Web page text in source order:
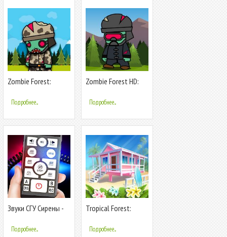
Zombie Forest:
Подробнее...
Zombie Forest HD:
Подробнее...
Звуки СГУ Сирены -
Крякалки Мигалки
Подробнее...
Tropical Forest:
Подробнее...